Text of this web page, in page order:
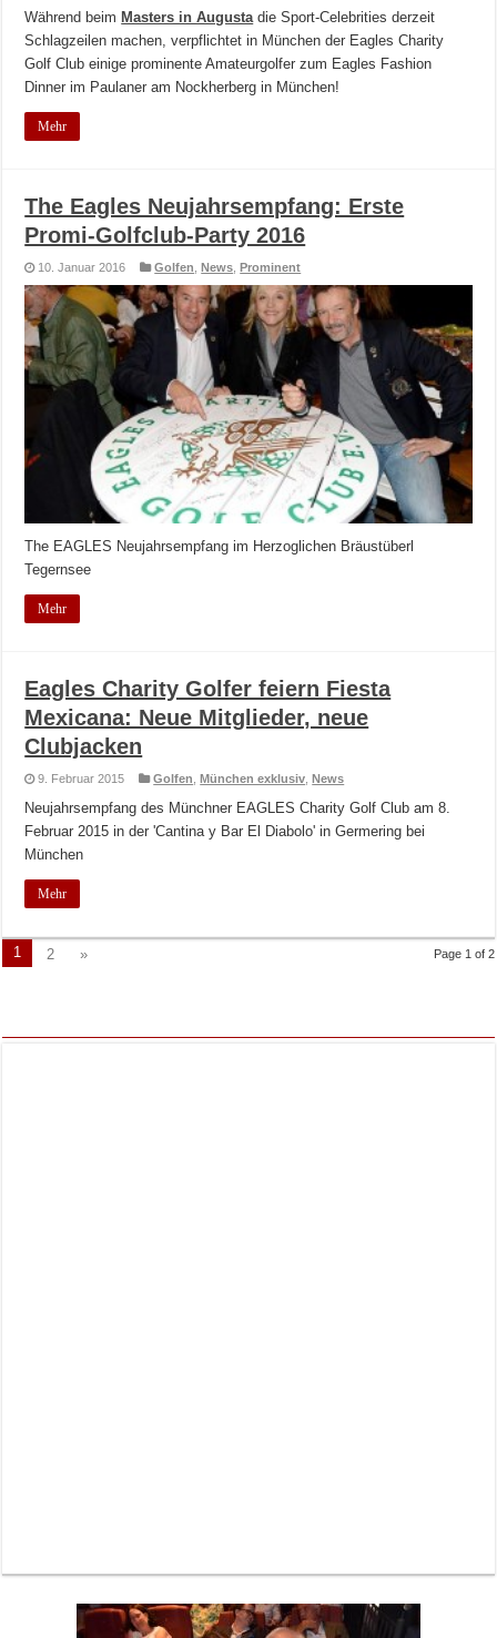
Während beim Masters in Augustadie Sport-Celebrities derzeit
Schlagzeilen machen, verpflichtet in München der Eagles Charity
Golf Club einige prominente Amateurgolfer zum Eagles Fashion
Dinner im Paulaner am Nockherberg in München!
Mehr
The Eagles Neujahrsempfang: Erste
Promi-Golfclub-Party 2016
10. Januar 2016 Golfen ,News ,Prominent
The EAGLES Neujahrsempfang im Herzoglichen Bräustüberl
Tegernsee
Mehr
Eagles Charity Golfer feiern Fiesta
Mexicana: Neue Mitglieder, neue
Clubjacken
9. Februar 2015 Golfen ,München exklusiv ,News
Neujahrsempfang des Münchner EAGLES Charity Golf Club am 8.
Februar 2015 in der 'Cantina y Bar El Diabolo' in Germering bei
München
Mehr
Page 1 of 2
1 2 »